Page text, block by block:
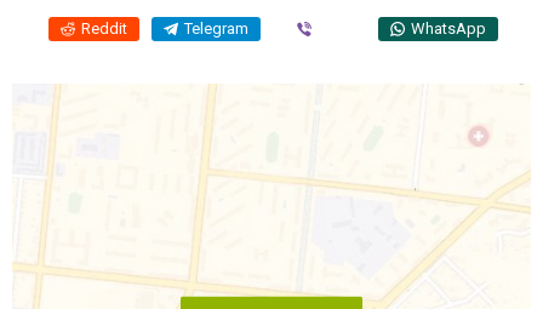
Reddit Telegram WhatsApp